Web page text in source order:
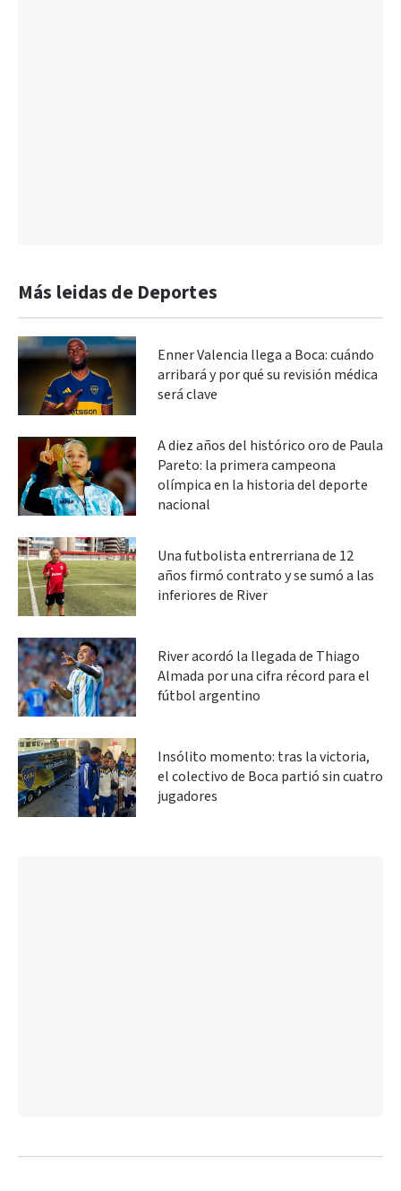
Más leidas de Deportes
Enner Valencia llega a Boca: cuándo
arribará y por qué su revisión médica
será clave
A diez años del histórico oro de Paula
Pareto: la primera campeona
olímpica en la historia del deporte
nacional
Una futbolista entrerriana de 12
años firmó contrato y se sumó a las
inferiores de River
River acordó la llegada de Thiago
Almada por una cifra récord para el
fútbol argentino
Insólito momento: tras la victoria,
el colectivo de Boca partió sin cuatro
jugadores